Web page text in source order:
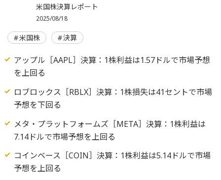
米国株決算レポート
2025/08/18
米国株 決算
アップル［AAPL］決算：1株利益は1.57ドルで市場予想
を上回る
ロブロックス［RBLX］決算：1株損失は41セントで市場
予想を下回る
メタ・プラットフォームズ［META］決算：1株利益は
7.14ドルで市場予想を上回る
コインベース［COIN］決算：1株利益は5.14ドルで市場
予想を上回る